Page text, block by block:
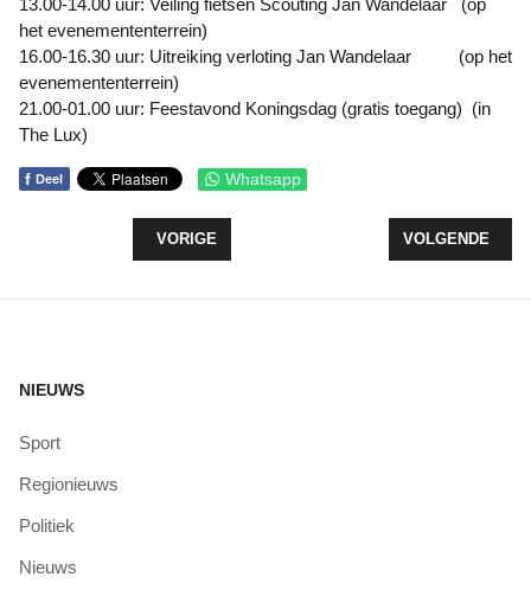
13.00-14.00 uur: Veiling fietsen Scouting Jan Wandelaar (op
het evenemententerrein)
16.00-16.30 uur: Uitreiking verloting Jan Wandelaar (op het
evenemententerrein)
21.00-01.00 uur: Feestavond Koningsdag (gratis toegang) (in
The Lux)
f Deel Whatsapp
VORIG ARTIKEL: LTO: VRAAGTEKENS BIJ
VORIGE VOLGENDE
VOLGENDE
NIEUWS
Sport
Regionieuws
Politiek
Nieuws